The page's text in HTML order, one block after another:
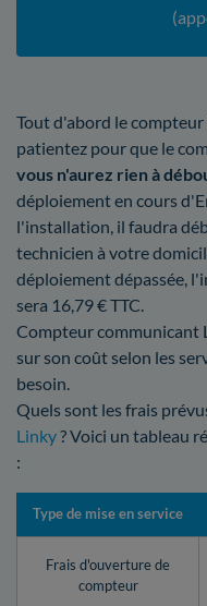
Tout d'abord le
patientez pour que le
vous n'aurez rien à
déploiement en cours
l'installation, il faudra
technicien à votre
déploiement dépassée,
sera 16,79 € TTC.
Compteur communicant
sur son coût selon les
besoin.
Quels sont les frais
Linky? Voici un tableau
:
Type de mise en service
Frais d'ouverture de
compteur